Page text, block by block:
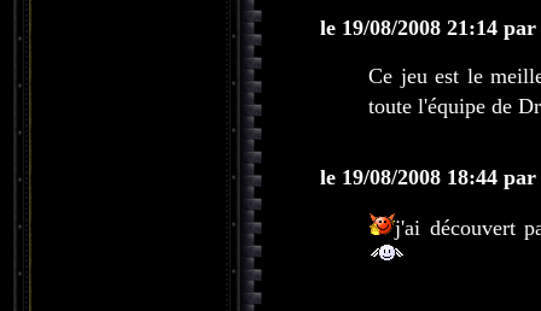
le 19/08/2008 21:14 par
Ce jeu est le
toute l'équipe de
le 19/08/2008 18:44 par
j'ai découvert